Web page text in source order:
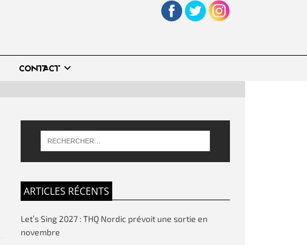
CONTACT
ARTICLES RÉCENTS
Let’s Sing 2027 : THQ Nordic prévoit une sortie en
novembre